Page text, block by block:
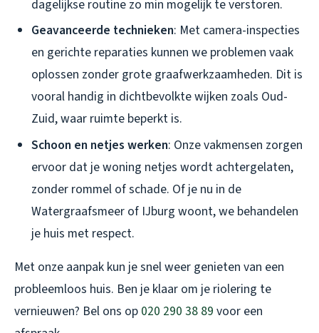
dagelijkse routine zo min mogelijk te verstoren.
Geavanceerde technieken: Met camera-inspecties
en gerichte reparaties kunnen we problemen vaak
oplossen zonder grote graafwerkzaamheden. Dit is
vooral handig in dichtbevolkte wijken zoals Oud-
Zuid, waar ruimte beperkt is.
Schoon en netjes werken: Onze vakmensen zorgen
ervoor dat je woning netjes wordt achtergelaten,
zonder rommel of schade. Of je nu in de
Watergraafsmeer of IJburg woont, we behandelen
je huis met respect.
Met onze aanpak kun je snel weer genieten van een
probleemloos huis. Ben je klaar om je riolering te
vernieuwen? Bel ons op 020 290 38 89 voor een